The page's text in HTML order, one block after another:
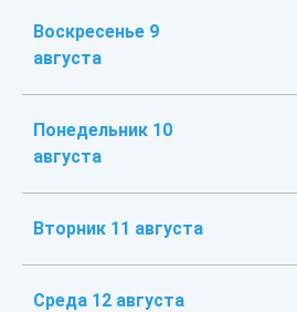
Воскресенье 9
августа
Понедельник 10
августа
Вторник 11 августа
Среда 12 августа